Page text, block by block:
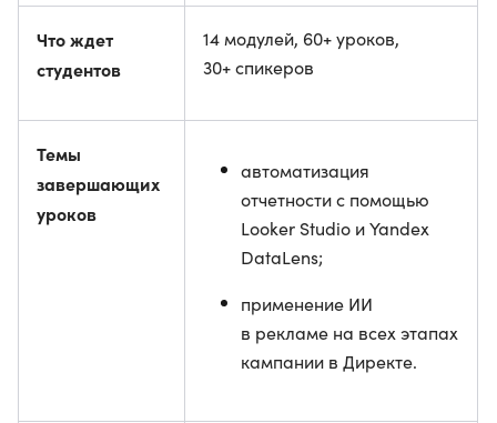
Что ждет
студентов
14 модулей, 60+ уроков,
30+ спикеров
Темы
завершающих
уроков
автоматизация
отчетности с помощью
Looker Studio и Yandex
DataLens;
применение ИИ
в рекламе на всех этапах
кампании в Директе.